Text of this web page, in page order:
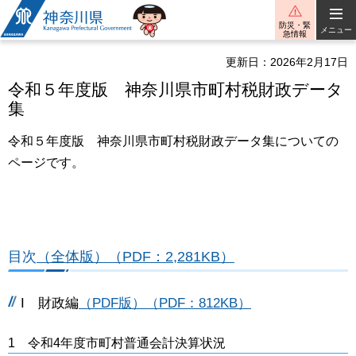
神奈川県
防災・緊
急情報
メニュー
更新日：2026年2月17日
令和５年度版 神奈川県市町村税財政データ
集
令和５年度版 神奈川県市町村税財政データ集についての
ページです。
目次 （全体版）（PDF：2,281KB）
I 財政編 （PDF版）（PDF：812KB）
1 令和4年度市町村普通会計決算状況